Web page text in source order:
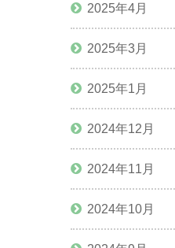
2025年4月
2025年3月
2025年1月
2024年12月
2024年11月
2024年10月